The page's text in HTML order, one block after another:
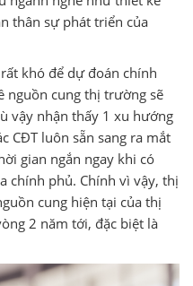
thân sự phát triển của
khó để dự đoán chính
nguồn cung thị trường sẽ
vậy nhận thấy 1 xu hướng
CĐT luôn sẵn sang ra mắt
gian ngắn ngay khi có
chính phủ. Chính vì vậy, thị
cung hiện tại của thị
2 năm tới, đặc biệt là